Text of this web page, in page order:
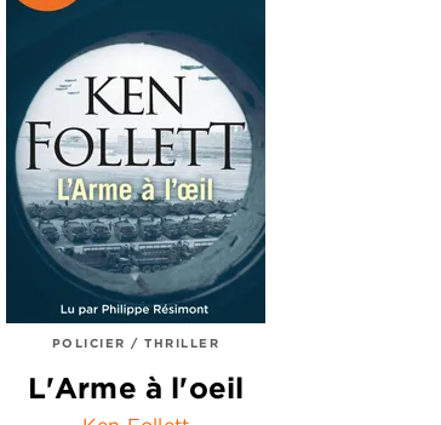
POLICIER / THRILLER
L'Arme à l'oeil